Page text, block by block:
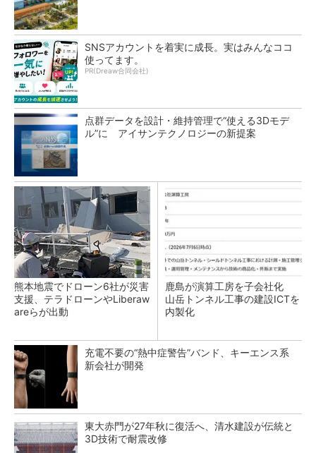
SNSアカウントを着実に成長。実はみんなココ
使ってます。
PR(Dreaw合同会社)
点群データを設計・維持管理で“使える3Dモデ
ル”に アイサンテクノロジーの新提案
熊本地震でドローン6社が災害
支援、テラドローンやLiberaw
areらが出動
鹿島が演算工房を子会社化
山岳トンネル工事の建設ICTを
内製化
充電不要の“熱中症警告”バンド、キーエンス系
新会社が開発
東大赤門が27年秋に復活へ、清水建設が伝統と
3D技術で耐震改修